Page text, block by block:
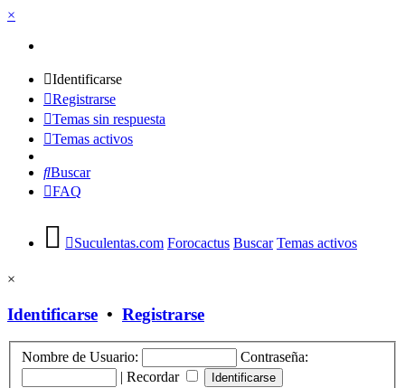
×
Identificarse
Registrarse
Temas sin respuesta
Temas activos
Buscar
FAQ
Suculentas.com Forocactus Buscar Temas activos
×
Identificarse • Registrarse
Nombre de Usuario:
Contraseña:
| Recordar